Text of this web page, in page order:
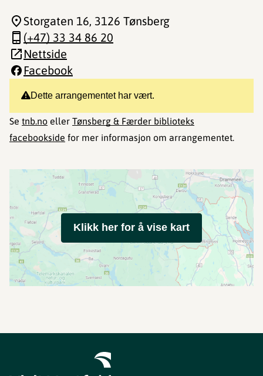
Dette arrangementet har vært.
Se tnb.no eller Tønsberg & Færder biblioteks
facebookside for mer informasjon om arrangementet.
Storgaten 16, 3126 Tønsberg
(+47) 33 34 86 20
Nettside
Facebook
Klikk her for å vise kart